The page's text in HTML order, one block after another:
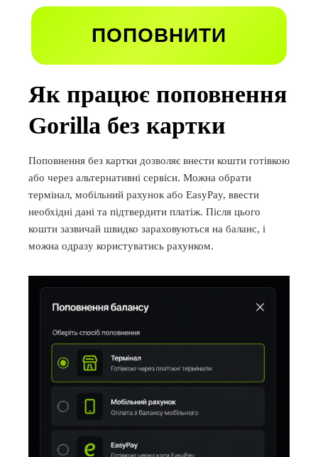
ПОПОВНИТИ
Як працює поповнення
Gorilla без картки
Поповнення без картки дозволяє внести кошти готівкою
або через альтернативні сервіси. Можна обрати
термінал, мобільний рахунок або EasyPay, ввести
необхідні дані та підтвердити платіж. Після цього
кошти зазвичай швидко зараховуються на баланс, і
можна одразу користуватись рахунком.